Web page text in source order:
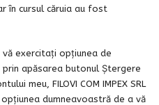
în cursul căruia au fost
exercitați opțiunea de
apăsarea butonul Ștergere
meu, FILOVI COM IMPEX SRL
dumneavoastră de a vă